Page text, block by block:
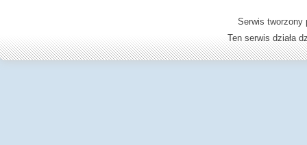
Serwis
Ten serwis działa